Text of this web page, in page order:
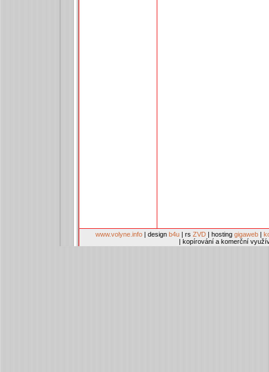
www.volyne.info | design b4u | rs ZVD | hosting gigaweb |
| kopírování a komerční